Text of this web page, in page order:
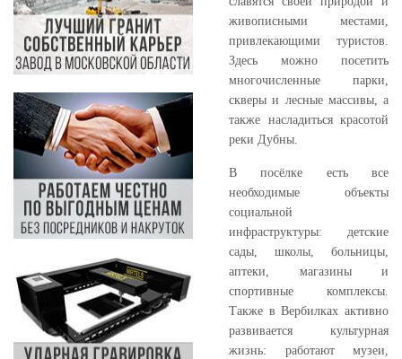
живописными местами,
привлекающими туристов.
Здесь можно посетить
многочисленные парки,
скверы и лесные массивы, а
также насладиться красотой
реки Дубны.
В посёлке есть все
необходимые объекты
социальной
инфраструктуры: детские
сады, школы, больницы,
аптеки, магазины и
спортивные комплексы.
Также в Вербилках активно
развивается культурная
жизнь: работают музеи,